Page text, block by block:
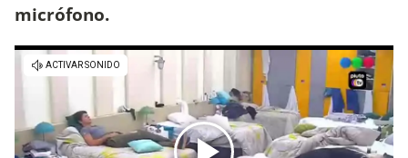
micrófono.